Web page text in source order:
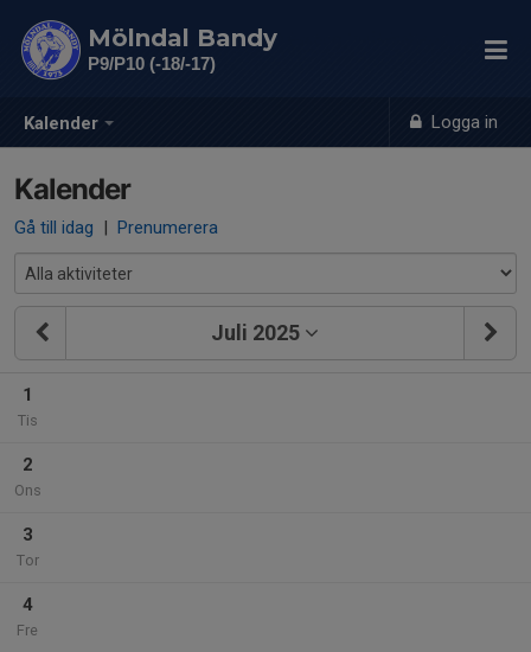
Kalender Logga in
Mölndal Bandy
P9/P10 (-18/-17)
Kalender
Gå till idag | Prenumerera
Juli 2025
1
Tis
2
Ons
3
Tor
4
Fre